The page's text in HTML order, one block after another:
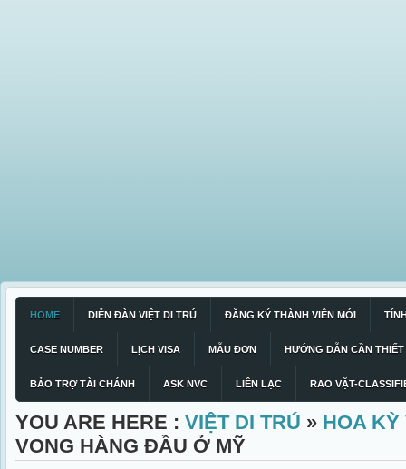
HOME DIỄN ĐÀN VIỆT DI TRÚ ĐĂNG KÝ THÀNH VIÊN MỚI
CASE NUMBER LỊCH VISA MẪU ĐƠN HƯỚNG DẪN CẦN THIẾT
BẢO TRỢ TÀI CHÁNH ASK NVC LIÊN LẠC RAO VẶT-
YOU ARE HERE : VIỆT DI TRÚ » HOA KỲ
VONG HÀNG ĐẦU Ở MỸ